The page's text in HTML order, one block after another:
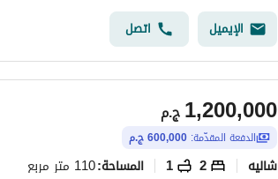
الإيميل اتصل
ج.م1,200,000
الدفعة المقدّمة: 600,000 ج.م
شاليه 2
1 المساحة:110 متر مربع